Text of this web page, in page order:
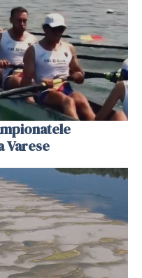
Varese